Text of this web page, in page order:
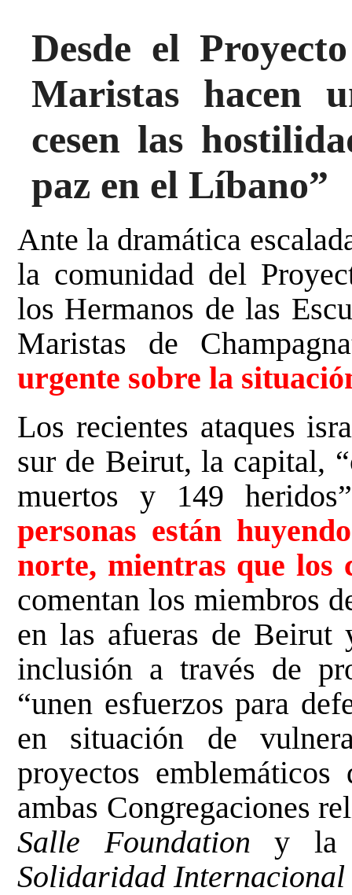
Desde el
Maristas hacen
cesen las
paz en el Líbano”
Ante la dramática
la comunidad del
los Hermanos de las
Maristas de
urgente sobre la
Los recientes ataques
sur de Beirut, la capital,
muertos y 149
personas están
norte, mientras que los
comentan los miembros
en las afueras de Beirut
inclusión a través de
“unen esfuerzos para
en situación de
proyectos
ambas Congregaciones
Salle Foundation y
Solidaridad